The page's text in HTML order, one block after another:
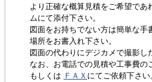
より正確な概算見積をご希望で
ムにて添付下さい。
図面をお持ちでない方は簡単な
場所をお書入れ下さい。
図面の代わりにデジカメで撮影し
なお、お電話での見積や工事費の
もしくは ＦＡＸ にてご依頼下さい